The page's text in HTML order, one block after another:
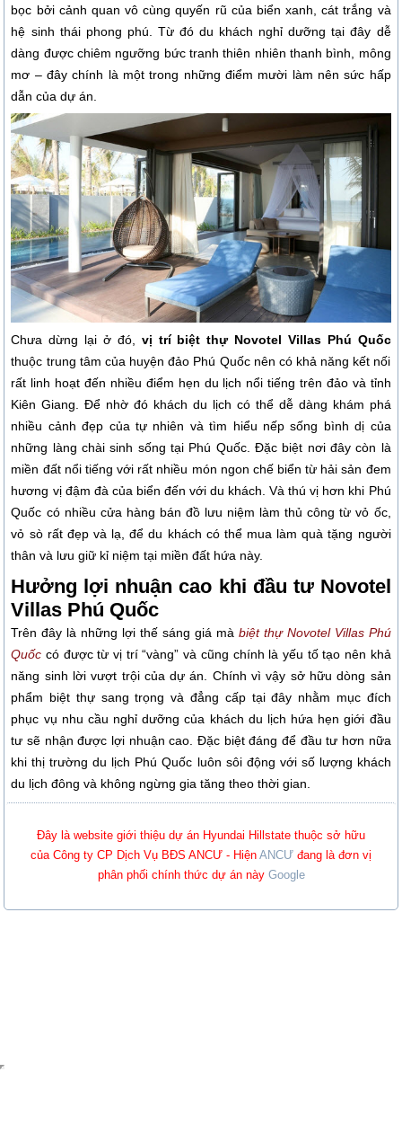
bọc bởi cảnh quan vô cùng quyến rũ của biển xanh, cát trắng và
hệ sinh thái phong phú. Từ đó du khách nghỉ dưỡng tại đây dễ
dàng được chiêm ngưỡng bức tranh thiên nhiên thanh bình, mông
mơ – đây chính là một trong những điểm mười làm nên sức hấp
dẫn của dự án.
Chưa dừng lại ở đó, vị trí biệt thự Novotel Villas Phú Quốc
thuộc trung tâm của huyện đảo Phú Quốc nên có khả năng kết nối
rất linh hoạt đến nhiều điểm hẹn du lịch nổi tiếng trên đảo và tỉnh
Kiên Giang. Để nhờ đó khách du lịch có thể dễ dàng khám phá
nhiều cảnh đẹp của tự nhiên và tìm hiểu nếp sống bình dị của
những làng chài sinh sống tại Phú Quốc. Đặc biệt nơi đây còn là
miền đất nổi tiếng với rất nhiều món ngon chế biển từ hải sản đem
hương vị đậm đà của biển đến với du khách. Và thú vị hơn khi Phú
Quốc có nhiều cửa hàng bán đồ lưu niệm làm thủ công từ vỏ ốc,
vỏ sò rất đẹp và lạ, để du khách có thể mua làm quà tặng người
thân và lưu giữ kỉ niệm tại miền đất hứa này.
Hưởng lợi nhuận cao khi đầu tư Novotel
Villas Phú Quốc
Trên đây là những lợi thế sáng giá mà biệt thự Novotel Villas Phú
Quốc có được từ vị trí “vàng” và cũng chính là yếu tố tạo nên khả
năng sinh lời vượt trội của dự án. Chính vì vậy sở hữu dòng sản
phẩm biệt thự sang trọng và đẳng cấp tại đây nhằm mục đích
phục vụ nhu cầu nghỉ dưỡng của khách du lịch hứa hẹn giới đầu
tư sẽ nhận được lợi nhuận cao. Đặc biệt đáng để đầu tư hơn nữa
khi thị trường du lịch Phú Quốc luôn sôi động với số lượng khách
du lịch đông và không ngừng gia tăng theo thời gian.
Đây là website giới thiệu dự án Hyundai Hillstate thuộc sở hữu
của Công ty CP Dịch Vụ BĐS ANCƯ - Hiện ANCƯ đang là đơn vị
phân phối chính thức dự án này Google